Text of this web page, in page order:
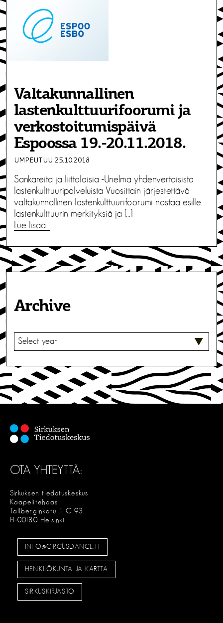
Valtakunnallinen
lastenkulttuurifoorumi ja
verkostoitumispäivä
Espoossa 19.-20.11.2018.
UMPEUTUU 25.10.2018
Sankareita ja liittolaisia -Unelma yhdenvertaisista
lastenkulttuuripalveluista Vuosittain järjestettävä
valtakunnallinen lastenkulttuurifoorumi nostaa esille
lastenkulttuurin merkityksiä ja […]
Lue lisää…
Archive
V
I
S
OTA YHTEYTTÄ:
Sirkuksen tiedotuskeskus
Kaapelitehdas
Tallberginkatu 1 C 93
FI-00180 Helsinki
INFO@CIRCUSDANCE.FI
HENKILÖKUNTA JA KARTTA
SIRKUSKIRJASTO